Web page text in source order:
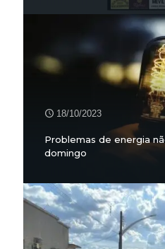
18/10/2023
Problemas de energia
domingo